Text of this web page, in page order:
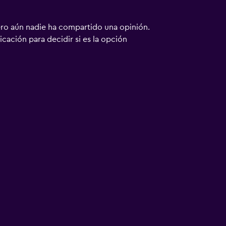
aún nadie ha compartido una opinión.
para decidir si es la opción